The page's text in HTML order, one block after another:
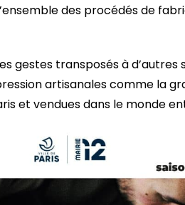
des procédés de
gestes transposés à d’autres
artisanales comme la
et vendues dans le monde